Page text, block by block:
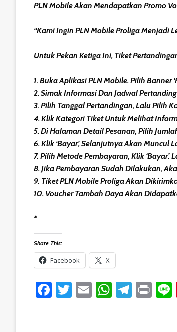
PLN Mobile Akan Mendapatkan Promo
“Kami Ingin PLN Mobile Proliga Menjadi
Untuk Pekan Ketiga Ini, Tiket
1. Buka Aplikasi PLN Mobile. Pilih Banner
2. Simak Informasi Dan Jadwal
3. Pilih Tanggal Pertandingan, Lalu Pilih
4. Klik Kategori Tiket Untuk Melihat
5. Di Halaman Detail Pesanan, Pilih
6. Klik ‘Bayar’, Selanjutnya Akan Muncul
7. Pilih Metode Pembayaran, Klik
8. Jika Pembayaran Sudah Dilakukan,
9. Tiket PLN Mobile Proliga Akan
10. Voucher Tambah Daya Akan
*
Share This:
Facebook X
Facebook
Twitter
Email